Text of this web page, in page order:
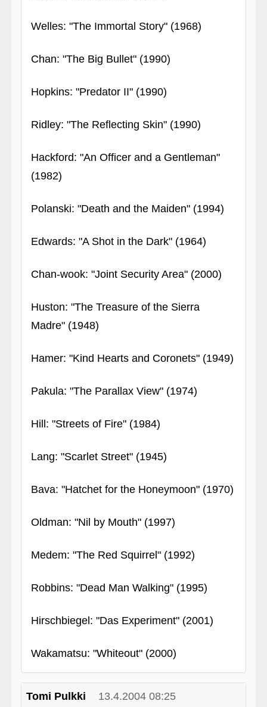
Welles: "The Immortal Story" (1968)
Chan: "The Big Bullet" (1990)
Hopkins: "Predator II" (1990)
Ridley: "The Reflecting Skin" (1990)
Hackford: "An Officer and a Gentleman"
(1982)
Polanski: "Death and the Maiden" (1994)
Edwards: "A Shot in the Dark" (1964)
Chan-wook: "Joint Security Area" (2000)
Huston: "The Treasure of the Sierra
Madre" (1948)
Hamer: "Kind Hearts and Coronets" (1949)
Pakula: "The Parallax View" (1974)
Hill: "Streets of Fire" (1984)
Lang: "Scarlet Street" (1945)
Bava: "Hatchet for the Honeymoon" (1970)
Oldman: "Nil by Mouth" (1997)
Medem: "The Red Squirrel" (1992)
Robbins: "Dead Man Walking" (1995)
Hirschbiegel: "Das Experiment" (2001)
Wakamatsu: "Whiteout" (2000)
Tomi Pulkki 13.4.2004 08:25